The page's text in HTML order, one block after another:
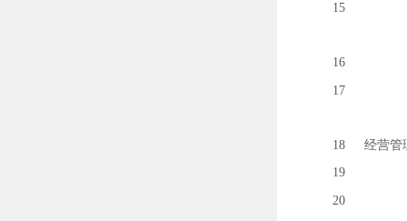
15
16
17
18
经营管
19
20